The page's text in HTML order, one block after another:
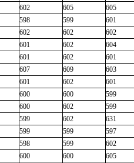
602 605 605
598 599 601
602 602 602
601 602 604
601 602 601
607 609 603
601 602 601
600 600 599
600 602 599
599 602 631
599 599 597
598 599 602
600 600 605